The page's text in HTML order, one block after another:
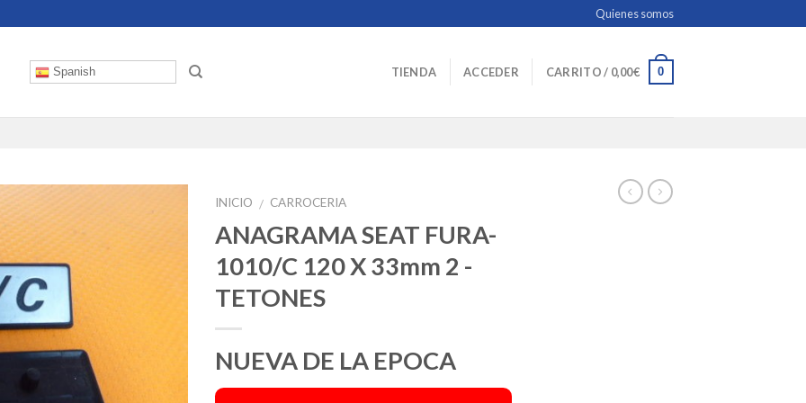
Quienes somos
Spanish TIENDA ACCEDER CARRITO / 0,00€ 0
INICIO / CARROCERIA
ANAGRAMA SEAT FURA-
1010/C 120 X 33mm 2 -
TETONES
NUEVA DE LA EPOCA